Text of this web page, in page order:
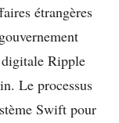
étrangères
digitale Ripple
Le processus
Swift pour